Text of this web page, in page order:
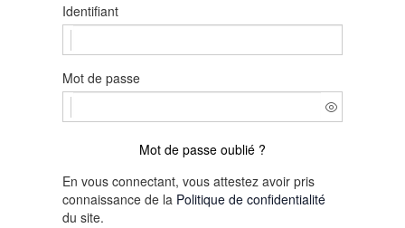
Identifiant
Mot de passe
Mot de passe oublié ?
En vous connectant, vous attestez avoir pris
connaissance de la Politique de confidentialité
du site.